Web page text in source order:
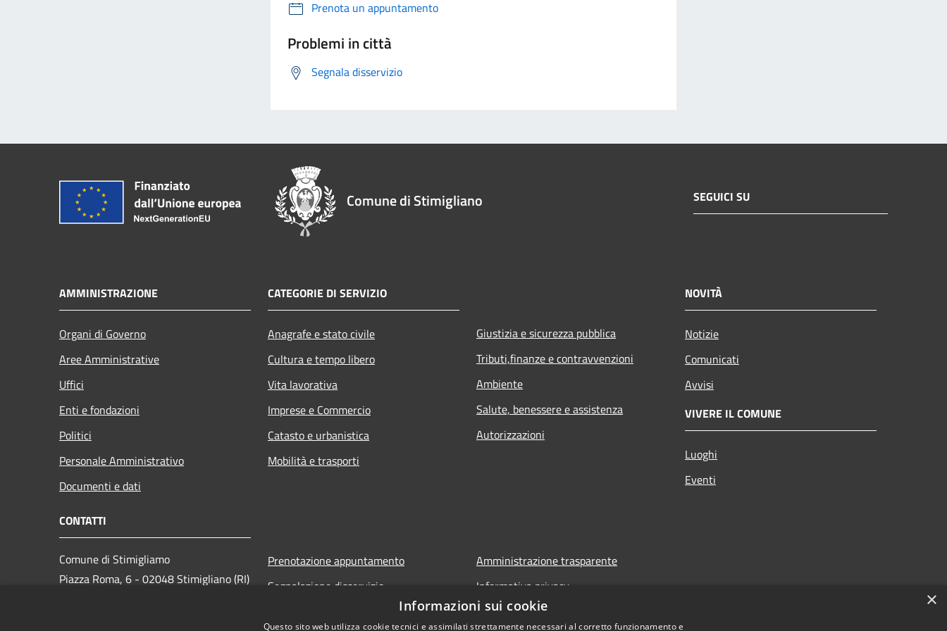
Prenota un appuntamento
Problemi in città
Segnala disservizio
Comune di Stimigliano SEGUICI SU
AMMINISTRAZIONE
Organi di Governo
Aree Amministrative
Uffici
Enti e fondazioni
Politici
Personale Amministrativo
Documenti e dati
CATEGORIE DI SERVIZIO
Anagrafe e stato civile
Cultura e tempo libero
Vita lavorativa
Imprese e Commercio
Catasto e urbanistica
Mobilità e trasporti
Giustizia e sicurezza pubblica
Tributi,finanze e contravvenzioni
Ambiente
Salute, benessere e assistenza
Autorizzazioni
NOVITÀ
Notizie
Comunicati
Avvisi
VIVERE IL COMUNE
Luoghi
Eventi
CONTATTI
Comune di Stimigliamo
Piazza Roma, 6 - 02048 Stimigliano (RI)
Prenotazione appuntamento
Segnalazione disservizio
Amministrazione trasparente
Informativa privacy
Note legali
×
Informazioni sui cookie
Questo sito web utilizza cookie tecnici e assimilati strettamente necessari al corretto funzionamento e